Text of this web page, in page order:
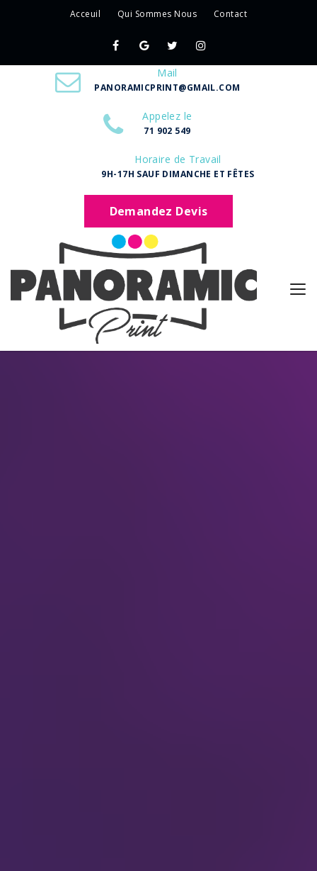
Acceuil Qui Sommes Nous Contact
Mail
PANORAMICPRINT@GMAIL.COM
Appelez le
71 902 549
Horaire de Travail
9H-17H SAUF DIMANCHE ET FÊTES
Demandez Devis